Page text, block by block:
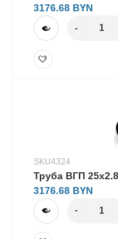
3176.68
SKU4324
Труба ВГП
3176.68